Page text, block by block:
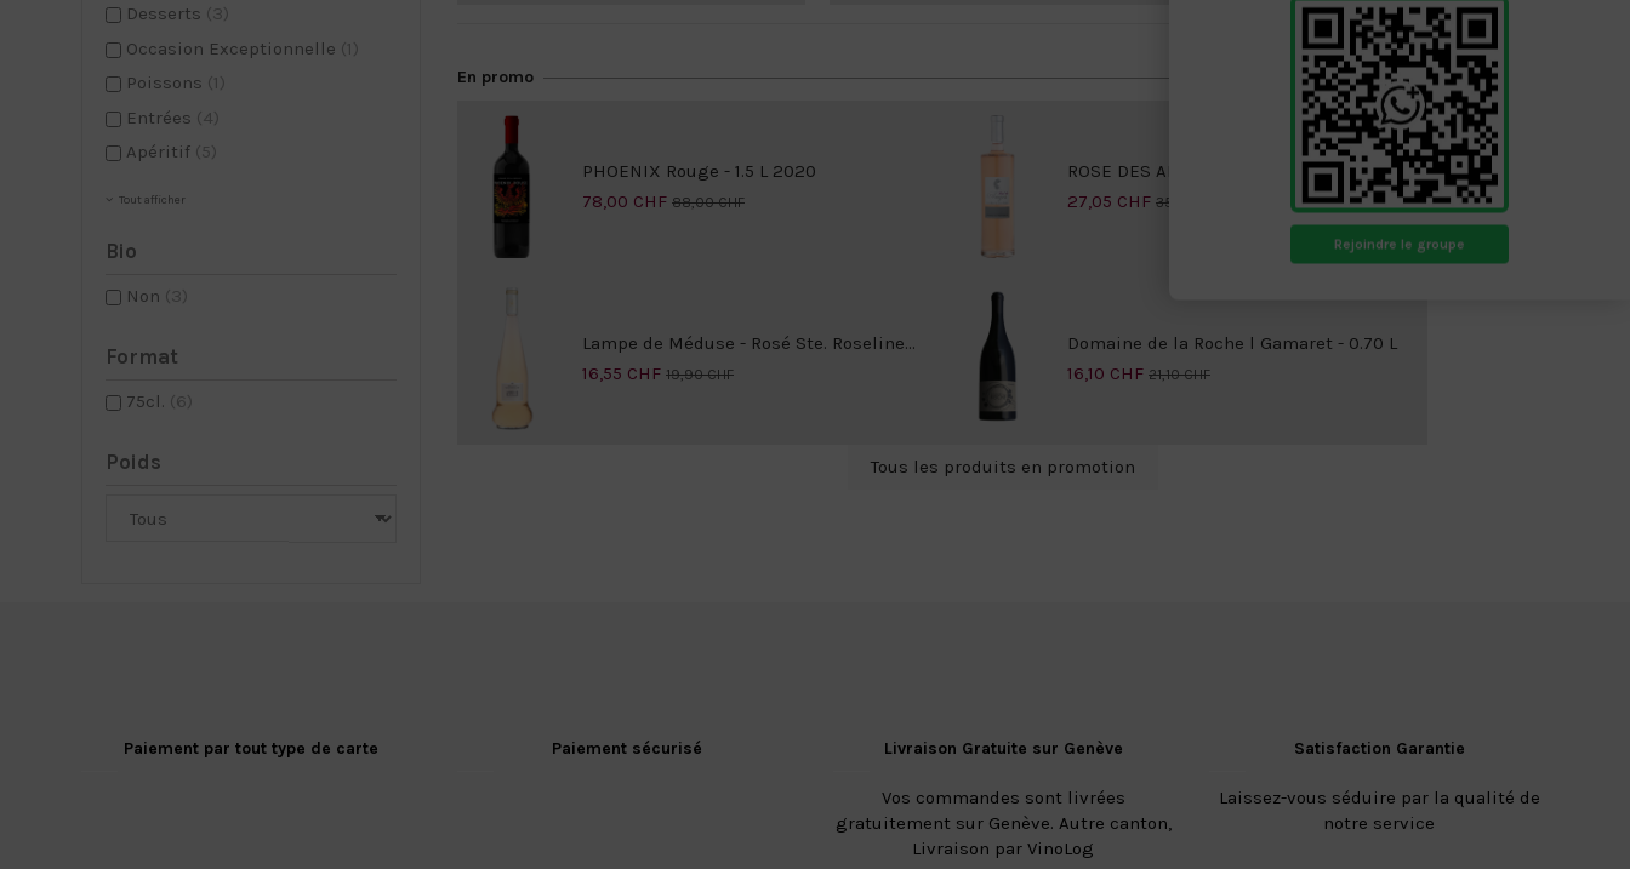
En promo
PHOENIX Rouge - 1.5 L 2020
78,00 CHF 88,00 CHF
ROSE DES ANGES - Magnum 1.5 L 2022...
27,05 CHF 35,50 CHF
Lampe de Méduse - Rosé Ste. Roseline...
16,55 CHF 19,90 CHF
Domaine de la Roche l Gamaret - 0.70 L
16,10 CHF 21,10 CHF
Tous les produits en promotion
Desserts (3)
Occasion Exceptionnelle (1)
Poissons (1)
Entrées (4)
Apéritif (5)
Tout afficher
Bio
Non (3)
Format
75cl. (6)
Poids
Paiement par tout type de carte Paiement sécurisé Livraison Gratuite sur Genève
Vos commandes sont livrées
gratuitement sur Genève. Autre canton,
Livraison par VinoLog
Satisfaction Garantie
Laissez-vous séduire par la qualité de
notre service
Rejoindre le groupe